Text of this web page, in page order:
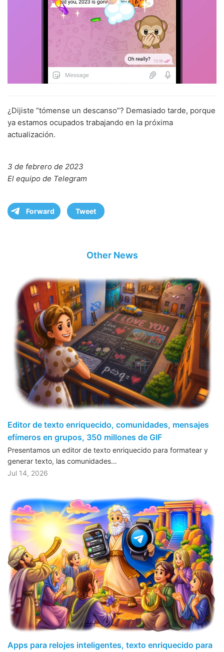
¿Dijiste “tómense un descanso”? Demasiado tarde, porque
ya estamos ocupados trabajando en la próxima
actualización.
3 de febrero de 2023
El equipo de Telegram
Forward Tweet
Other News
Editor de texto enriquecido, comunidades, mensajes
efímeros en grupos, 350 millones de GIF
Presentamos un editor de texto enriquecido para formatear y
generar texto, las comunidades…
Jul 14, 2026
Apps para relojes inteligentes, texto enriquecido para